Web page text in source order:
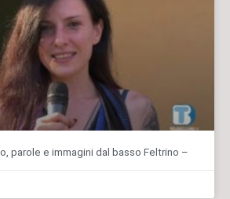
parole e immagini dal basso Feltrino –